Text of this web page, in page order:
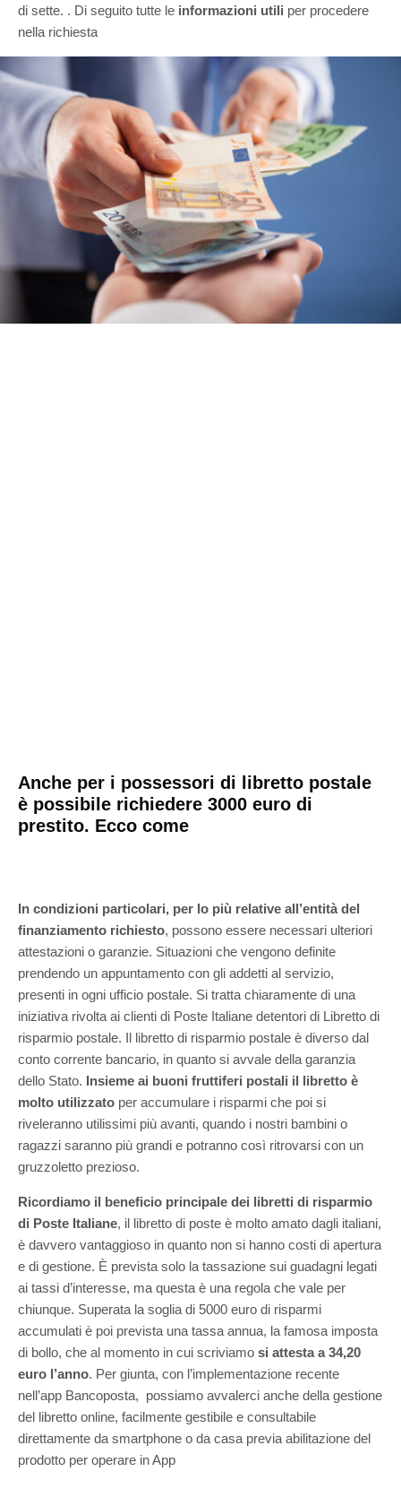
di sette. . Di seguito tutte le informazioni utili per procedere
nella richiesta
Anche per i possessori di libretto postale
è possibile richiedere 3000 euro di
prestito. Ecco come
In condizioni particolari, per lo più relative all’entità del
finanziamento richiesto, possono essere necessari ulteriori
attestazioni o garanzie. Situazioni che vengono definite
prendendo un appuntamento con gli addetti al servizio,
presenti in ogni ufficio postale. Si tratta chiaramente di una
iniziativa rivolta ai clienti di Poste Italiane detentori di Libretto di
risparmio postale. Il libretto di risparmio postale è diverso dal
conto corrente bancario, in quanto si avvale della garanzia
dello Stato. Insieme ai buoni fruttiferi postali il libretto è
molto utilizzato per accumulare i risparmi che poi si
riveleranno utilissimi più avanti, quando i nostri bambini o
ragazzi saranno più grandi e potranno così ritrovarsi con un
gruzzoletto prezioso.
Ricordiamo il beneficio principale dei libretti di risparmio
di Poste Italiane, il libretto di poste è molto amato dagli italiani,
è davvero vantaggioso in quanto non si hanno costi di apertura
e di gestione. È prevista solo la tassazione sui guadagni legati
ai tassi d’interesse, ma questa è una regola che vale per
chiunque. Superata la soglia di 5000 euro di risparmi
accumulati è poi prevista una tassa annua, la famosa imposta
di bollo, che al momento in cui scriviamo si attesta a 34,20
euro l’anno. Per giunta, con l’implementazione recente
nell’app Bancoposta, possiamo avvalerci anche della gestione
del libretto online, facilmente gestibile e consultabile
direttamente da smartphone o da casa previa abilitazione del
prodotto per operare in App